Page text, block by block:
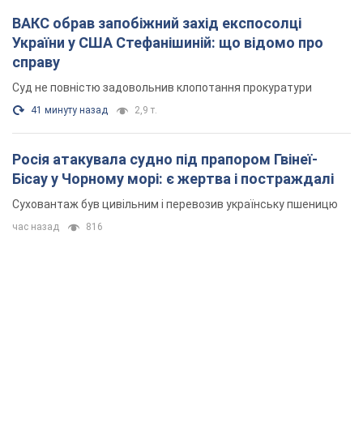
ВАКС обрав запобіжний захід експосолці
України у США Стефанішиній: що відомо про
справу
Суд не повністю задовольнив клопотання прокуратури
41 минуту назад 2,9 т.
Росія атакувала судно під прапором Гвінеї-
Бісау у Чорному морі: є жертва і постраждалі
Суховантаж був цивільним і перевозив українську пшеницю
час назад 816